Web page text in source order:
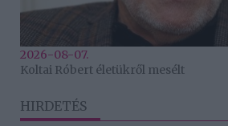
2026-08-07.
Koltai Róbert életükről mesélt
HIRDETÉS